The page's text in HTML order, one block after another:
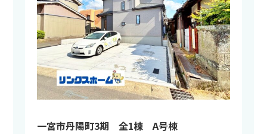
一宮市丹陽町3期 全1棟 A号棟